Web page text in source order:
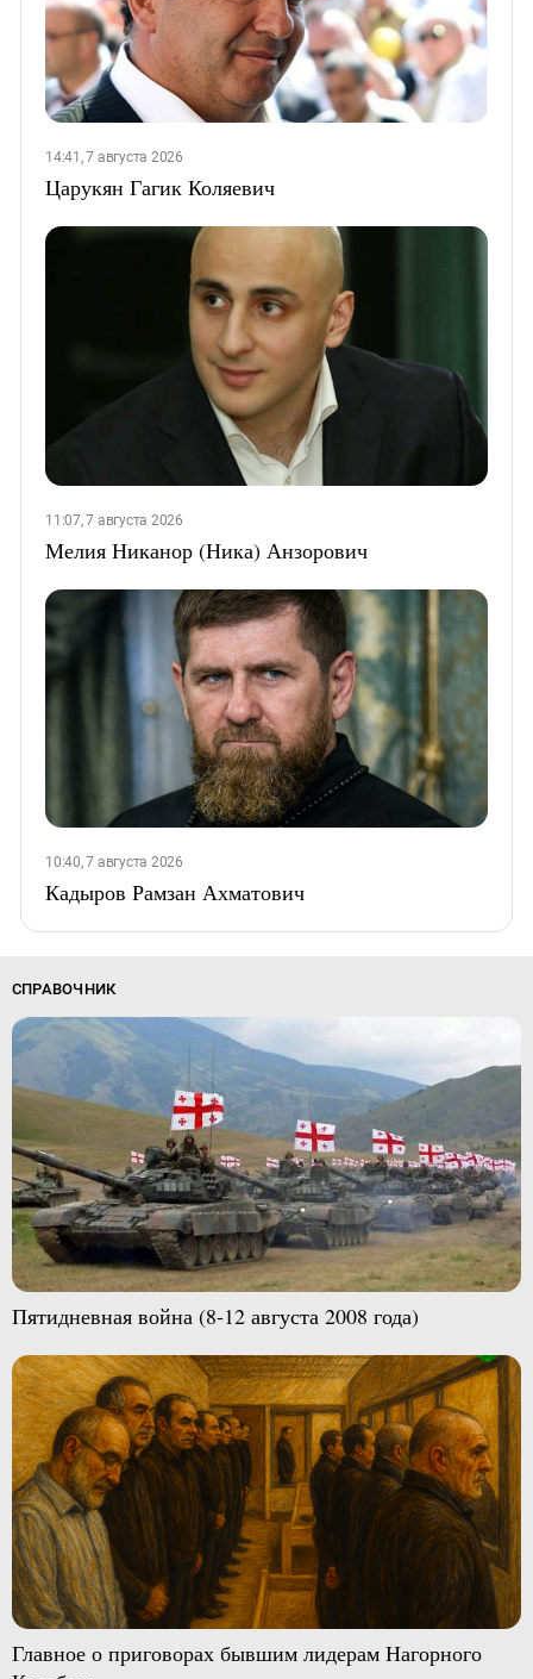
14:41, 7 августа 2026
Царукян Гагик Коляевич
11:07, 7 августа 2026
Мелия Никанор (Ника) Анзорович
10:40, 7 августа 2026
Кадыров Рамзан Ахматович
СПРАВОЧНИК
Пятидневная война (8-12 августа 2008 года)
Главное о приговорах бывшим лидерам Нагорного